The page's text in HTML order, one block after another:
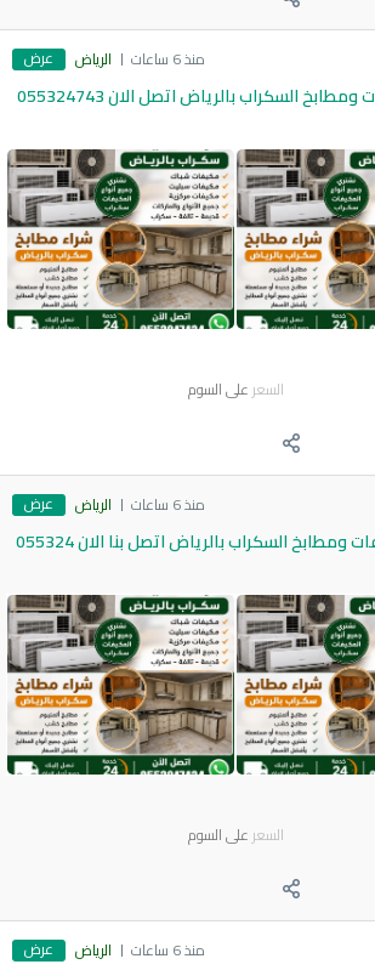
منذ 6 ساعات الرياض عرض
شراء مكيفات ومطابخ السكراب بالرياض اتصل الان 055324743
السعر على السوم
منذ 6 ساعات الرياض عرض
نشتري مكيفات ومطابخ السكراب بالرياض اتصل بنا الان 055324
السعر على السوم
منذ 6 ساعات الرياض عرض